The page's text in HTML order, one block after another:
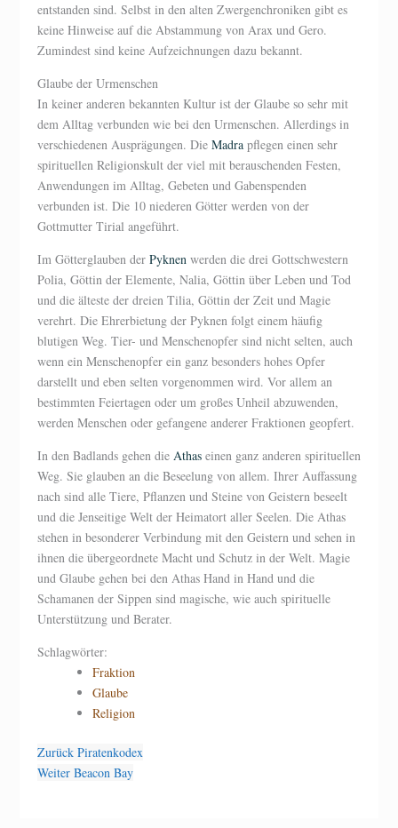
entstanden sind. Selbst in den alten Zwergenchroniken gibt es
keine Hinweise auf die Abstammung von Arax und Gero.
Zumindest sind keine Aufzeichnungen dazu bekannt.
Glaube der Urmenschen
In keiner anderen bekannten Kultur ist der Glaube so sehr mit
dem Alltag verbunden wie bei den Urmenschen. Allerdings in
verschiedenen Ausprägungen. Die Madra pflegen einen sehr
spirituellen Religionskult der viel mit berauschenden Festen,
Anwendungen im Alltag, Gebeten und Gabenspenden
verbunden ist. Die 10 niederen Götter werden von der
Gottmutter Tirial angeführt.
Im Götterglauben der Pyknen werden die drei Gottschwestern
Polia, Göttin der Elemente, Nalia, Göttin über Leben und Tod
und die älteste der dreien Tilia, Göttin der Zeit und Magie
verehrt. Die Ehrerbietung der Pyknen folgt einem häufig
blutigen Weg. Tier- und Menschenopfer sind nicht selten, auch
wenn ein Menschenopfer ein ganz besonders hohes Opfer
darstellt und eben selten vorgenommen wird. Vor allem an
bestimmten Feiertagen oder um großes Unheil abzuwenden,
werden Menschen oder gefangene anderer Fraktionen geopfert.
In den Badlands gehen die Athas einen ganz anderen spirituellen
Weg. Sie glauben an die Beseelung von allem. Ihrer Auffassung
nach sind alle Tiere, Pflanzen und Steine von Geistern beseelt
und die Jenseitige Welt der Heimatort aller Seelen. Die Athas
stehen in besonderer Verbindung mit den Geistern und sehen in
ihnen die übergeordnete Macht und Schutz in der Welt. Magie
und Glaube gehen bei den Athas Hand in Hand und die
Schamanen der Sippen sind magische, wie auch spirituelle
Unterstützung und Berater.
Schlagwörter:
Fraktion
Glaube
Religion
Zurück Piratenkodex
Weiter Beacon Bay